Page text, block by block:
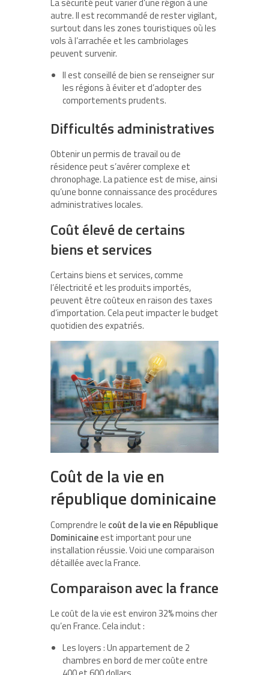
autre. Il est recommandé de rester vigilant,
surtout dans les zones touristiques où les
vols à l’arrachée et les cambriolages
peuvent survenir.
Il est conseillé de bien se renseigner sur
les régions à éviter et d’adopter des
comportements prudents.
Difficultés administratives
Obtenir un permis de travail ou de
résidence peut s’avérer complexe et
chronophage. La patience est de mise, ainsi
qu’une bonne connaissance des procédures
administratives locales.
Coût élevé de certains
biens et services
Certains biens et services, comme
l’électricité et les produits importés,
peuvent être coûteux en raison des taxes
d’importation. Cela peut impacter le budget
quotidien des expatriés.
Coût de la vie en
république dominicaine
Comprendre le coût de la vie en République
Dominicaineest important pour une
installation réussie. Voici une comparaison
détaillée avec la France.
Comparaison avec la france
Le coût de la vie est environ 32% moins cher
qu’en France. Cela inclut :
Les loyers : Un appartement de 2
chambres en bord de mer coûte entre